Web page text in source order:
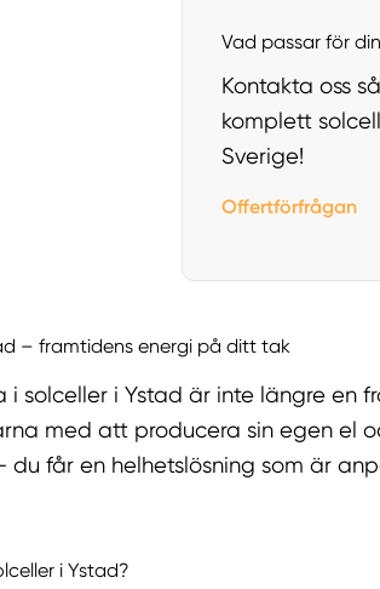
Vad passar för
Kontakta oss
komplett
Sverige!
Offertförfrågan
– framtidens energi på ditt tak
i solceller i Ystad är inte längre en
med att producera sin egen el
du får en helhetslösning som är
i Ystad?